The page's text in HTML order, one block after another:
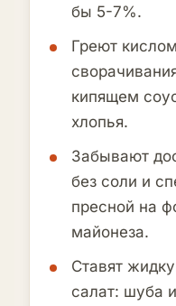
бы 5-7%.
Греют
кипящем
хлопья.
Забывают
без соли и
пресной на
майонеза.
Ставят
салат: шуба